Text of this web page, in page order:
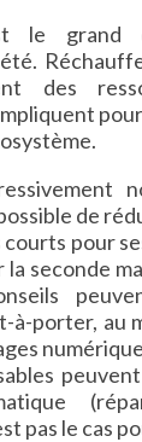
le
des
de
pour
la seconde
à-porter, au
pas le cas